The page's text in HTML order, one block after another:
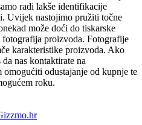
radi lakše identifikacije
Uvijek nastojimo pružiti točne
može doći do tiskarske
proizvoda. Fotografije
karakteristike proizvoda. Ako
nas kontaktirate na
omogućiti odustajanje od kupnje te
roku.